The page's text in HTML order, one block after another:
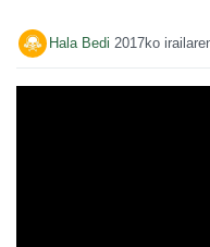
Hala Bedi 2017ko